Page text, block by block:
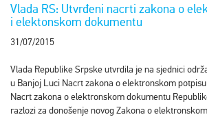
Vlada RS: Utvrđeni nacrti zakona o
i elektonskom dokumentu
31/07/2015
Vlada Republike Srpske utvrdila je na sjednici
u Banjoj Luci Nacrt zakona o elektronskom
Nacrt zakona o elektronskom dokumentu
razlozi za donošenje novog Zakona o